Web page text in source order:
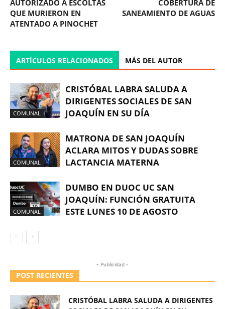
AUTORIZADO A ESCOLTAS
QUE MURIERON EN
ATENTADO A PINOCHET
COBERTURA DE
SANEAMIENTO DE AGUAS
ARTÍCULOS RELACIONADOS MÁS DEL AUTOR
COMUNAL
CRISTÓBAL LABRA SALUDA A
DIRIGENTES SOCIALES DE SAN
JOAQUÍN EN SU DÍA
COMUNAL
MATRONA DE SAN JOAQUÍN
ACLARA MITOS Y DUDAS SOBRE
LACTANCIA MATERNA
COMUNAL
DUMBO EN DUOC UC SAN
JOAQUÍN: FUNCIÓN GRATUITA
ESTE LUNES 10 DE AGOSTO
- Publicidad -
POST RECIENTES
CRISTÓBAL LABRA SALUDA A DIRIGENTES